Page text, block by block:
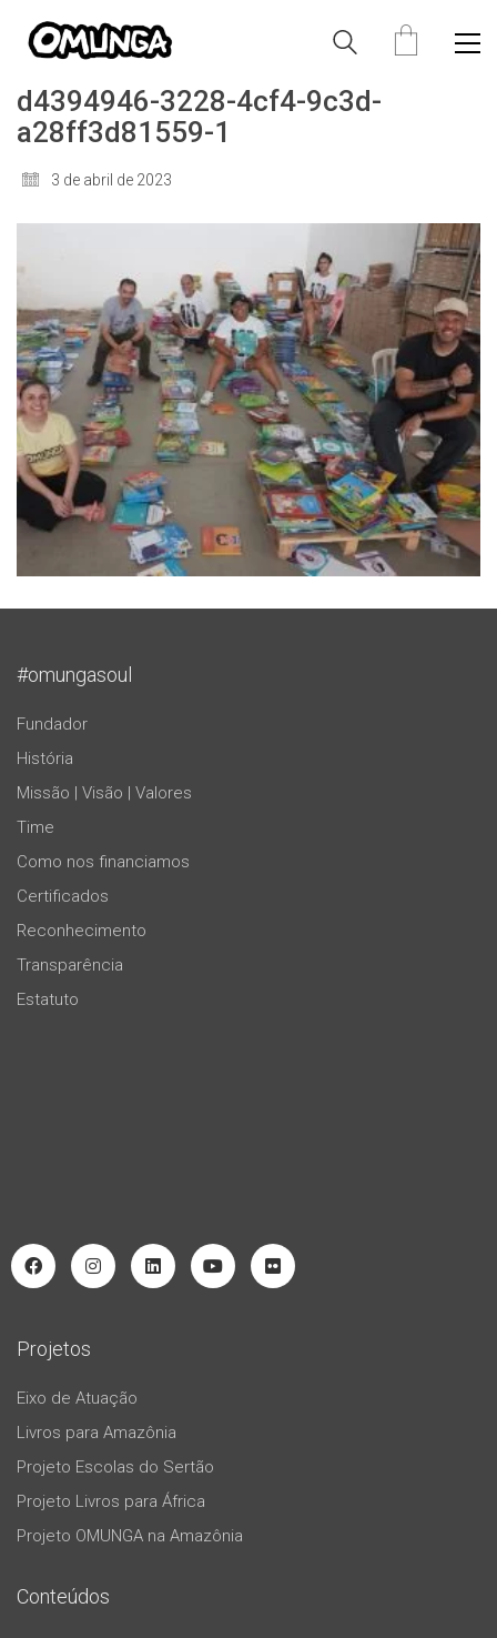
d4394946-3228-4cf4-9c3d-
a28ff3d81559-1
3 de abril de 2023
#omungasoul
Fundador
História
Missão | Visão | Valores
Time
Como nos financiamos
Certificados
Reconhecimento
Transparência
Estatuto
Projetos
Eixo de Atuação
Livros para Amazônia
Projeto Escolas do Sertão
Projeto Livros para África
Projeto OMUNGA na Amazônia
Conteúdos